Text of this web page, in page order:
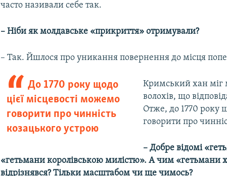
часто називали себе так.
– Ніби як молдавське «прикриття» отримували?
– Так. Йшлося про уникання повернення до місця
До 1770 року щодо
цієї місцевості можемо
говорити про чинність
козацького устрою
Кримський хан міг
волохів, що
Отже, до 1770 року
говорити про
– Добре відомі
«гетьмани королівською милістю». А чим «гетьмани
відрізнявся? Тільки масштабом чи ще чимось?